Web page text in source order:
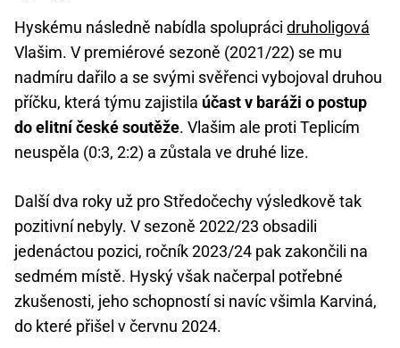
Hyskému následně nabídla spolupráci druholigová
Vlašim. V premiérové sezoně (2021/22) se mu
nadmíru dařilo a se svými svěřenci vybojoval druhou
příčku, která týmu zajistila účast v baráži o postup
do elitní české soutěže. Vlašim ale proti Teplicím
neuspěla (0:3, 2:2) a zůstala ve druhé lize.
Další dva roky už pro Středočechy výsledkově tak
pozitivní nebyly. V sezoně 2022/23 obsadili
jedenáctou pozici, ročník 2023/24 pak zakončili na
sedmém místě. Hyský však načerpal potřebné
zkušenosti, jeho schopností si navíc všimla Karviná,
do které přišel v červnu 2024.